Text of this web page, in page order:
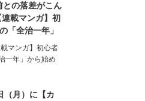
との落差がこん
載マンガ】初
「全治一年」
生日記
載マンガ】初心者
一年」から始め
（月）に【カ